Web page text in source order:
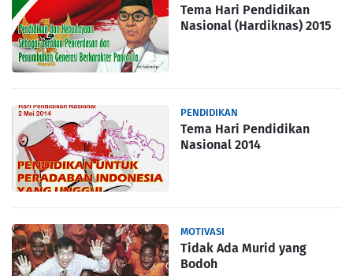
Tema Hari Pendidikan
Nasional (Hardiknas) 2015
PENDIDIKAN
Tema Hari Pendidikan
Nasional 2014
MOTIVASI
Tidak Ada Murid yang
Bodoh